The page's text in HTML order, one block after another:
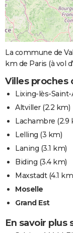
La commune de
km de Paris (à vol
Villes proches
Lixing-lès-Saint-
Altviller(2.2 km)
Lachambre (2.9
Lelling (3 km)
Laning (3.1 km)
Biding (3.4 km)
Maxstadt(4.1
Moselle
Grand Est
En savoir plus